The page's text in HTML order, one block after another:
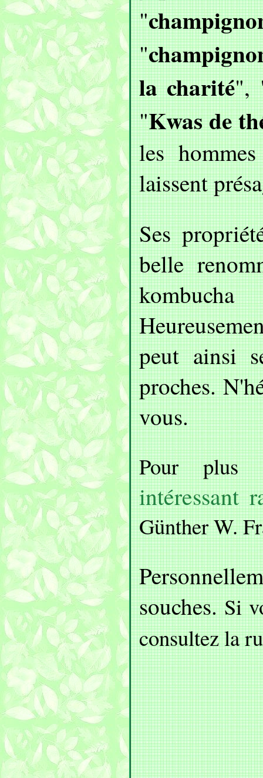
"
"
la charité",
"Kwas de
les
laissent
Ses
belle
kombucha
peut ainsi
proches.
vous.
Pour plus
intéressant
Günther W.
souches.Si
consultez la